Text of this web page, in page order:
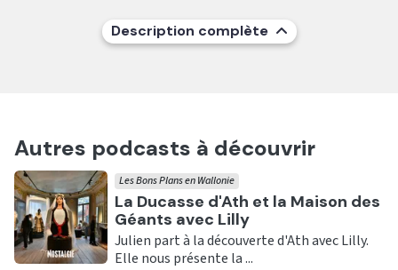
Description complète
Autres podcasts à découvrir
Ecouter
La Ducasse d'Ath et la Maison des
Géants avec Lilly
Les Bons Plans en Wallonie
Julien part à la découverte d'Ath avec Lilly.
Elle nous présente la ...